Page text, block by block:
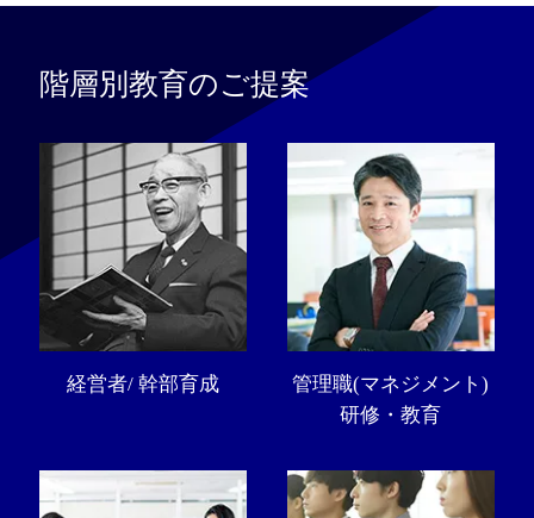
階層別教育のご提案
経営者/ 幹部育成
管理職(マネジメント)
研修・教育